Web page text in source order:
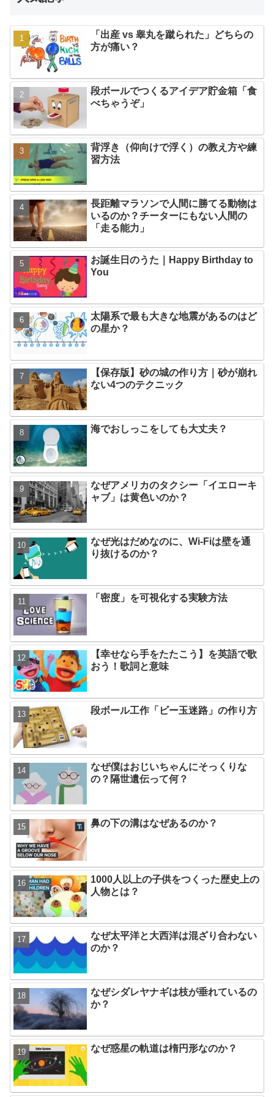
「出産 vs 睾丸を蹴られた」どちらの
方が痛い？
段ボールでつくるアイデア貯金箱「食
べちゃうぞ」
背浮き（仰向けで浮く）の教え方や練
習方法
長距離マラソンで人間に勝てる動物は
いるのか？チーターにもない人間の
「走る能力」
お誕生日のうた｜Happy Birthday to
You
太陽系で最も大きな地震があるのはど
の星か？
【保存版】砂の城の作り方｜砂が崩れ
ない4つのテクニック
海でおしっこをしても大丈夫？
なぜアメリカのタクシー「イエローキ
ャブ」は黄色いのか？
なぜ光はだめなのに、Wi-Fiは壁を通
り抜けるのか？
「密度」を可視化する実験方法
【幸せなら手をたたこう】を英語で歌
おう！歌詞と意味
段ボール工作「ビー玉迷路」の作り方
なぜ僕はおじいちゃんにそっくりな
の？隔世遺伝って何？
鼻の下の溝はなぜあるのか？
1000人以上の子供をつくった歴史上の
人物とは？
なぜ太平洋と大西洋は混ざり合わない
のか？
なぜシダレヤナギは枝が垂れているの
か？
なぜ惑星の軌道は楕円形なのか？